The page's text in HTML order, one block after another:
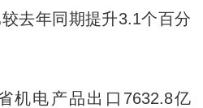
去年同期提升3.1个百分
电产品出口7632.8亿